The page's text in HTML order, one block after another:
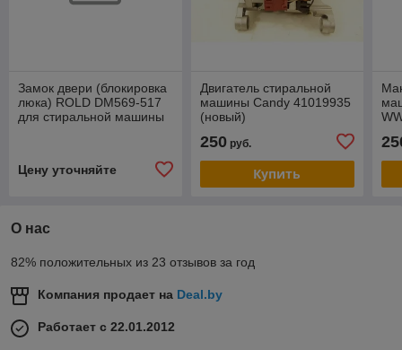
Замок двери (блокировка
люка) ROLD DM569-517
для стиральной машины
Цену уточняйте
Двигатель стиральной
машины Candy 41019935
(новый)
250руб.
Купить
О нас
82% положительных из 23 отзывов за год
Компания продает на Deal.by
Работает с 22.01.2012